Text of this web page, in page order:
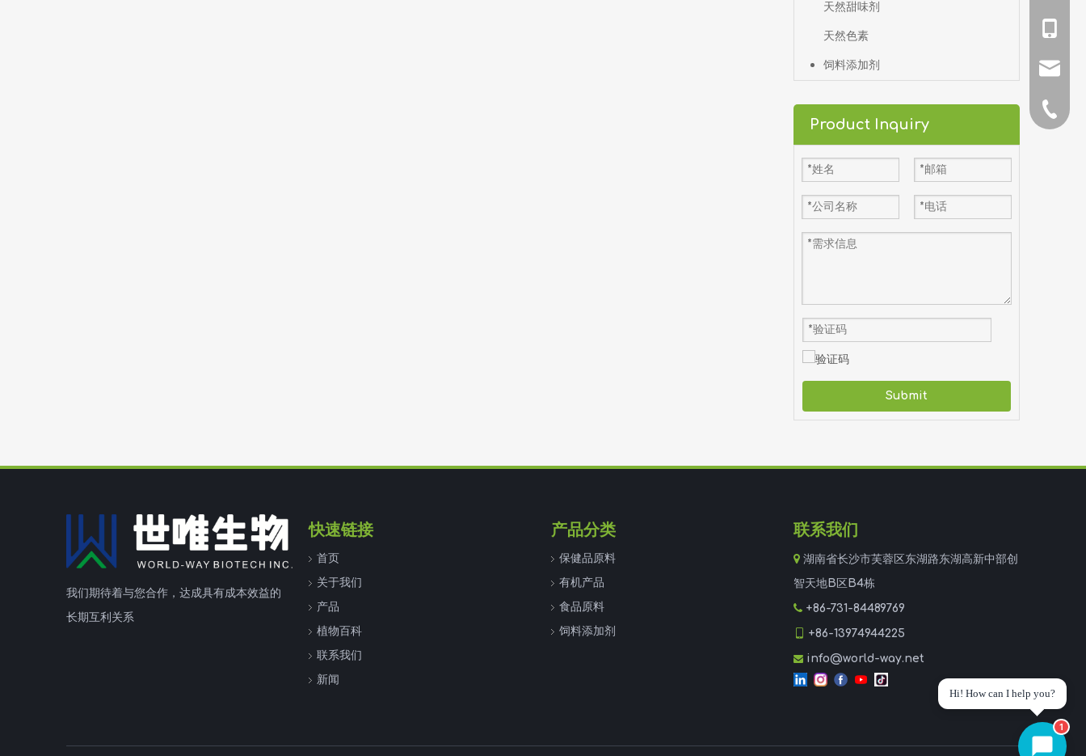
天然甜味剂
天然色素
饲料添加剂
Product Inquiry
Submit
我们期待着与您合作，达成具有成本效益的
长期互利关系
快速链接
首页
关于我们
产品
植物百科
联系我们
新闻
产品分类
保健品原料
有机产品
食品原料
饲料添加剂
联系我们
 湖南省长沙市芙蓉区东湖路东湖高新中部创
智天地B区B4栋
 +86-731-84489769
+86-13974944225
 info@world-way.net
邮箱
电话
1
Hi! How can I help you?